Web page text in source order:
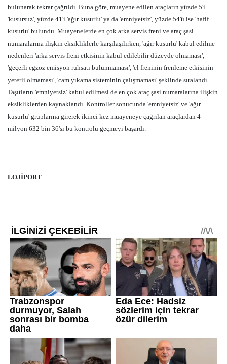
bulunarak tekrar çağrıldı. Buna göre, muayene edilen araçların yüzde 5'i
'kusursuz', yüzde 41'i 'ağır kusurlu' ya da 'emniyetsiz', yüzde 54'ü ise 'hafif
kusurlu' bulundu. Muayenelerde en çok arka servis freni ve araç şasi
numaralarına ilişkin eksikliklerle karşılaşılırken, 'ağır kusurlu' kabul edilme
nedenleri 'arka servis freni etkisinin kabul edilebilir düzeyde olmaması',
'geçerli egzoz emisyon ruhsatı bulunmaması', 'el freninin frenleme etkisinin
yeterli olmaması', 'cam yıkama sisteminin çalışmaması' şeklinde sıralandı.
Taşıtların 'emniyetsiz' kabul edilmesi de en çok araç şasi numaralarına ilişkin
eksikliklerden kaynaklandı. Kontroller sonucunda 'emniyetsiz' ve 'ağır
kusurlu' gruplarına girerek ikinci kez muayeneye çağrılan araçlardan 4
milyon 632 bin 36'sı bu kontrolü geçmeyi başardı.
LOJİPORT